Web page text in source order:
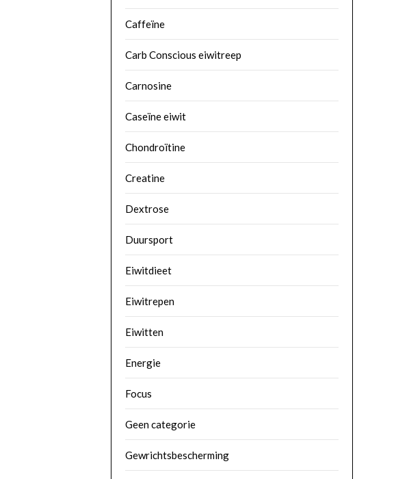
Caffeïne
Carb Conscious eiwitreep
Carnosine
Caseïne eiwit
Chondroïtine
Creatine
Dextrose
Duursport
Eiwitdieet
Eiwitrepen
Eiwitten
Energie
Focus
Geen categorie
Gewrichtsbescherming